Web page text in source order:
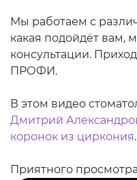
Мы работаем с
какая подойдёт вам,
консультации.
ПРОФИ.
В этом видео
Дмитрий
коронок из циркония.
Приятного